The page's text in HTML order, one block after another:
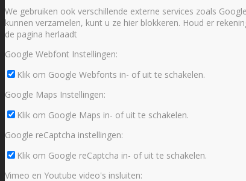
We gebruiken ook verschillende externe services zoals
kunnen verzamelen, kunt u ze hier blokkeren. Houd er
de pagina herlaadt
Google Webfont Instellingen:
Klik om Google Webfonts in- of uit te schakelen.
Google Maps Instellingen:
Klik om Google Maps in- of uit te schakelen.
Google reCaptcha instellingen:
Klik om Google reCaptcha in- of uit te schakelen.
Vimeo en Youtube video's insluiten: